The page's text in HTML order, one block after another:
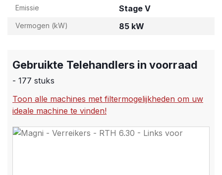
Emissie Stage V
Vermogen (kW) 85 kW
Gebruikte Telehandlers in voorraad
- 177 stuks
Toon alle machines met filtermogelijkheden om uw
ideale machine te vinden!